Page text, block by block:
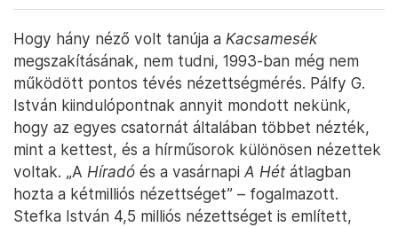
Hogy hány néző volt tanúja a Kacsamesék
megszakításának, nem tudni, 1993-ban még nem
működött pontos tévés nézettségmérés. Pálfy G.
István kiindulópontnak annyit mondott nekünk,
hogy az egyes csatornát általában többet nézték,
mint a kettest, és a hírműsorok különösen nézettek
voltak. „A Híradó és a vasárnapi A Hét átlagban
hozta a kétmilliós nézettséget” – fogalmazott.
Stefka István 4,5 milliós nézettséget is említett,